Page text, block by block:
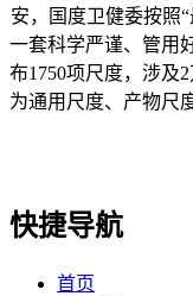
安，国度卫健委按照
一套科学严谨、管用
布1750项尺度，涉及
为通用尺度、产物尺
快捷导航
首页